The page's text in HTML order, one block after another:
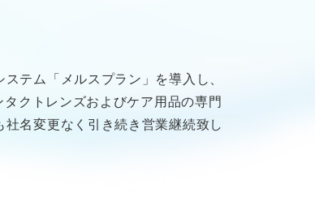
テム「メルスプラン」を導入し、
クトレンズおよびケア用品の専門
名変更なく引き続き営業継続致し